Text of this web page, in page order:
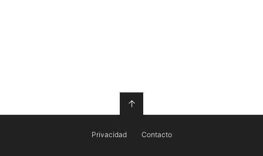
↑
Privacidad Contacto